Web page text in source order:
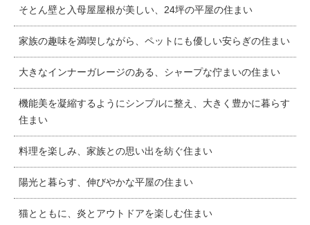
そとん壁と入母屋屋根が美しい、24坪の平屋の住まい
家族の趣味を満喫しながら、ペットにも優しい安らぎの住まい
大きなインナーガレージのある、シャープな佇まいの住まい
機能美を凝縮するようにシンプルに整え、大きく豊かに暮らす
住まい
料理を楽しみ、家族との思い出を紡ぐ住まい
陽光と暮らす、伸びやかな平屋の住まい
猫とともに、炎とアウトドアを楽しむ住まい